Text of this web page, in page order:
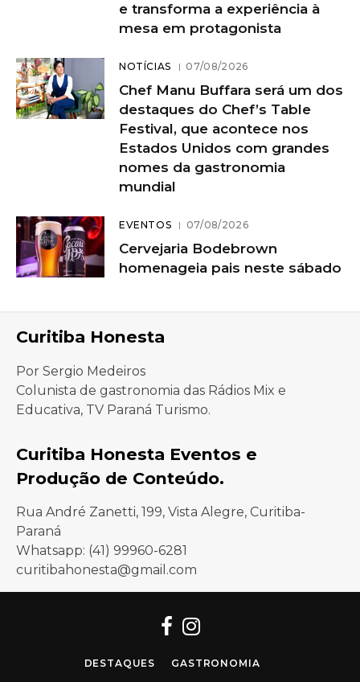
e transforma a experiência à
mesa em protagonista
NOTÍCIAS 07/08/2026
Chef Manu Buffara será um dos
destaques do Chef’s Table
Festival, que acontece nos
Estados Unidos com grandes
nomes da gastronomia
mundial
EVENTOS 07/08/2026
Cervejaria Bodebrown
homenageia pais neste sábado
Curitiba Honesta
Por Sergio Medeiros
Colunista de gastronomia das Rádios Mix e
Educativa, TV Paraná Turismo.
Curitiba Honesta Eventos e
Produção de Conteúdo.
Rua André Zanetti, 199, Vista Alegre, Curitiba-
Paraná
Whatsapp: (41) 99960-6281
curitibahonesta@gmail.com
Facebook
Instagram
DESTAQUES
GASTRONOMIA